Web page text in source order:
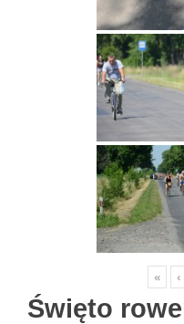
« ‹
Święto